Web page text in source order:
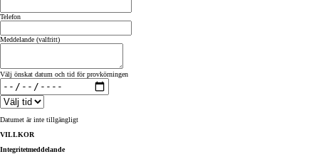
Telefon
Meddelande (valfritt)
Välj önskat datum och tid för provkörningen
Datumet är inte tillgängligt
VILLKOR
Integritetmeddelande